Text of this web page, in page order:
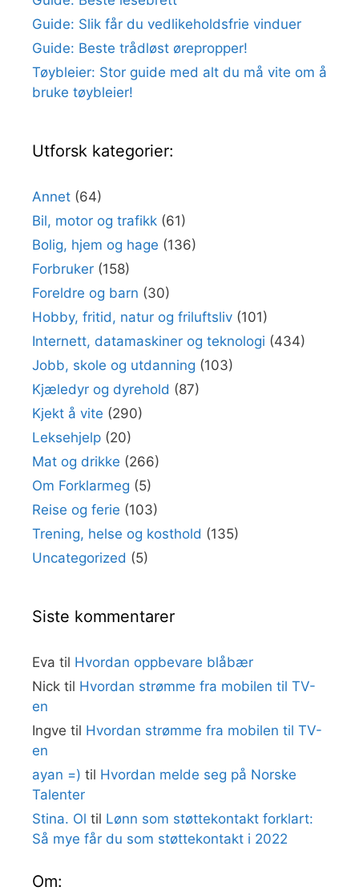
Guide: Slik får du vedlikeholdsfrie vinduer
Guide: Beste trådløst ørepropper!
Tøybleier: Stor guide med alt du må vite om å
bruke tøybleier!
Utforsk kategorier:
Annet (64)
Bil, motor og trafikk (61)
Bolig, hjem og hage (136)
Forbruker (158)
Foreldre og barn (30)
Hobby, fritid, natur og friluftsliv (101)
Internett, datamaskiner og teknologi (434)
Jobb, skole og utdanning (103)
Kjæledyr og dyrehold (87)
Kjekt å vite (290)
Leksehjelp (20)
Mat og drikke (266)
Om Forklarmeg (5)
Reise og ferie (103)
Trening, helse og kosthold (135)
Uncategorized (5)
Siste kommentarer
Eva til Hvordan oppbevare blåbær
Nick til Hvordan strømme fra mobilen til TV-
en
Ingve til Hvordan strømme fra mobilen til TV-
en
ayan =) til Hvordan melde seg på Norske
Talenter
Stina. Ol til Lønn som støttekontakt forklart:
Så mye får du som støttekontakt i 2022
Om: